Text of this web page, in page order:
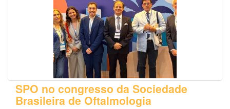
SPO no congresso da Sociedade
Brasileira de Oftalmologia